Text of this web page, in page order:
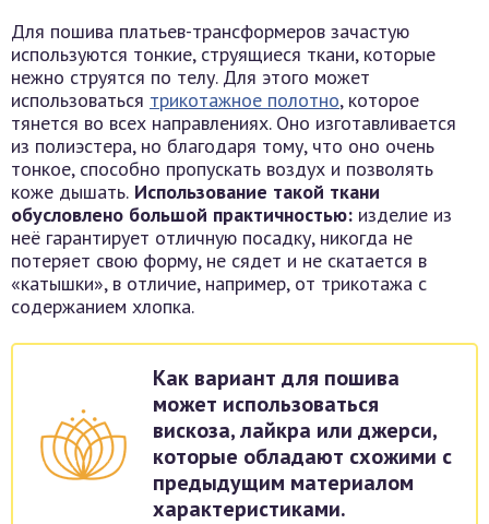
Для пошива платьев-трансформеров зачастую
используются тонкие, струящиеся ткани, которые
нежно струятся по телу. Для этого может
использоваться трикотажное полотно, которое
тянется во всех направлениях. Оно изготавливается
из полиэстера, но благодаря тому, что оно очень
тонкое, способно пропускать воздух и позволять
коже дышать. Использование такой ткани
обусловлено большой практичностью: изделие из
неё гарантирует отличную посадку, никогда не
потеряет свою форму, не сядет и не скатается в
«катышки», в отличие, например, от трикотажа с
содержанием хлопка.
Как вариант для пошива
может использоваться
вискоза, лайкра или джерси,
которые обладают схожими с
предыдущим материалом
характеристиками.